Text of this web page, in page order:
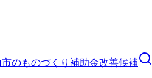
市のものづくり補助金改善候補